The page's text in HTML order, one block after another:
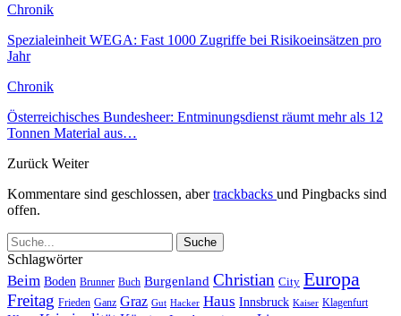
Chronik
Spezialeinheit WEGA: Fast 1000 Zugriffe bei Risikoeinsätzen pro
Jahr
Chronik
Österreichisches Bundesheer: Entminungsdienst räumt mehr als 12
Tonnen Material aus…
Zurück Weiter
Kommentare sind geschlossen, abertrackbacks und Pingbacks sind
offen.
Schlagwörter
Beim Boden Brunner Buch Burgenland Christian City Europa
Freitag Frieden Ganz Graz Gut Hacker Haus Innsbruck Kaiser Klagenfurt